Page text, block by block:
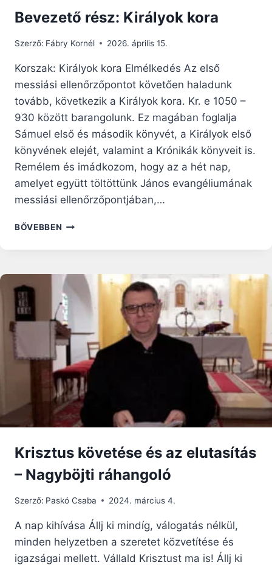
Bevezető rész: Királyok kora
Szerző: Fábry Kornél 2026. április 15.
Korszak: Királyok kora Elmélkedés Az első
messiási ellenőrzőpontot követően haladunk
tovább, következik a Királyok kora. Kr. e 1050 –
930 között barangolunk. Ez magában foglalja
Sámuel első és második könyvét, a Királyok első
könyvének elejét, valamint a Krónikák könyveit is.
Remélem és imádkozom, hogy az a hét nap,
amelyet együtt töltöttünk János evangéliumának
messiási ellenőrzőpontjában,…
BŐVEBBEN BEVEZETŐ
Krisztus követése és az elutasítás
– Nagyböjti ráhangoló
Szerző: Paskó Csaba 2024. március 4.
A nap kihívása Állj ki mindíg, válogatás nélkül,
minden helyzetben a szeretet közvetítése és
igazságai mellett. Vállald Krisztust ma is! Állj ki